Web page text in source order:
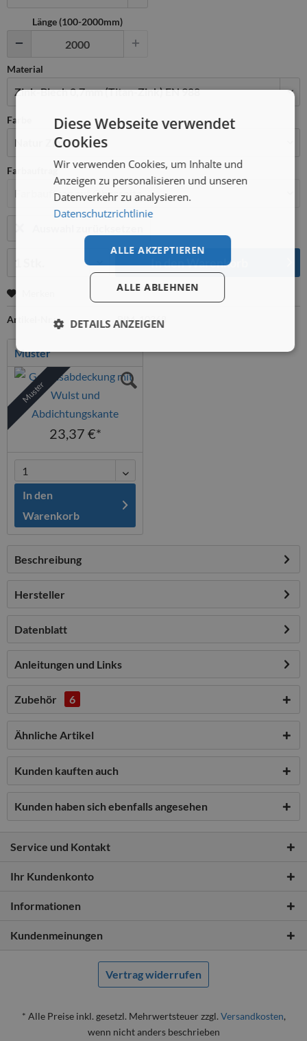
Länge (100-2000mm)
Material
Farbe
Farbauftrag
In denWarenkorb
Artikel-Nr.: PIM_10368
Muster
Muster
23,37 €*
In den
Warenkorb
Beschreibung
Hersteller
Datenblatt
Anleitungen und Links
Zubehör 6
Ähnliche Artikel
Kunden kauften auch
Kunden haben sich ebenfalls angesehen
Service und Kontakt
Ihr Kundenkonto
Informationen
Kundenmeinungen
Vertrag widerrufen
* Alle Preise inkl. gesetzl. Mehrwertsteuer zzgl. Versandkosten,
wenn nicht anders beschrieben
Diese Webseite verwendet
Cookies
Wir verwenden Cookies, um Inhalte und
Anzeigen zu personalisieren und unseren
Datenverkehr zu analysieren.
Datenschutzrichtlinie
ALLE AKZEPTIEREN
ALLE ABLEHNEN
DETAILS ANZEIGEN